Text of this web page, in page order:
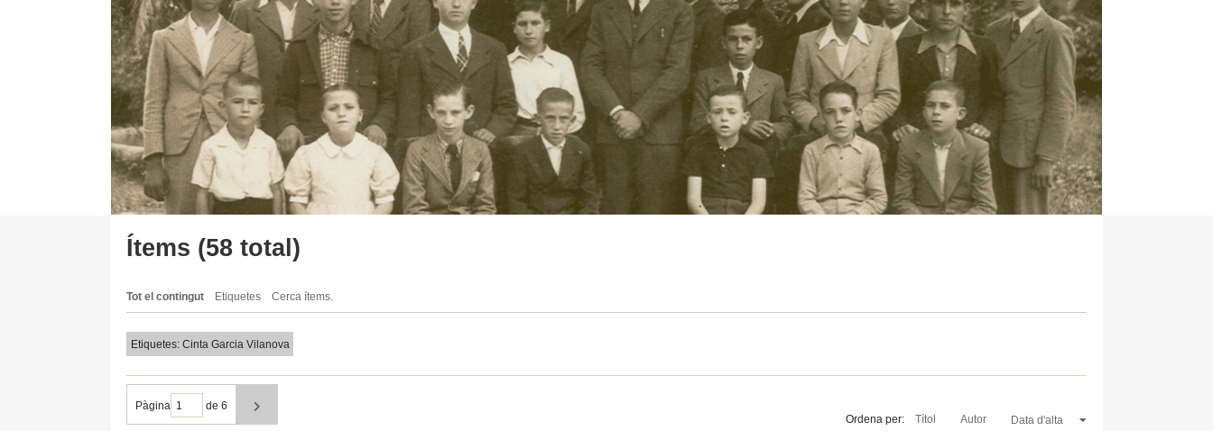
Ítems (58 total)
Tot el contingut Etiquetes Cerca ítems.
Etiquetes: Cinta Garcia Vilanova
Pàgina
de 6
Ordena per:
Títol Autor Data d'alta